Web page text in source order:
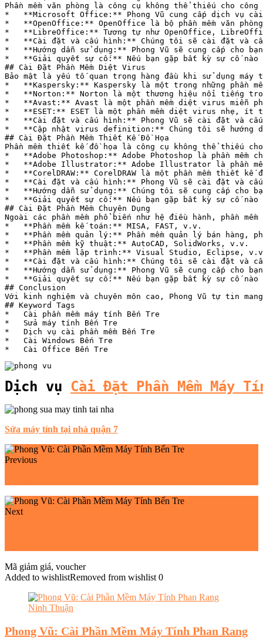
Phần mềm văn phòng là công cụ không thể thiếu cho
*   **Microsoft Office:** Phong Vũ cung cấp dịch vụ
*   **OpenOffice:** OpenOffice là bộ phần mềm văn
*   **LibreOffice:** Tương tự như OpenOffice,
*   **Cài đặt và cấu hình:** Chúng tôi sẽ cài đặt và cấu
*   **Hướng dẫn sử dụng:** Phong Vũ sẽ cung cấp cho
*   **Giải quyết sự cố:** Nếu bạn gặp bất kỳ sự cố nào
## Cài Đặt Phần Mềm Diệt Virus
Bảo mật là yếu tố quan trọng hàng đầu khi sử dụng
*   **Kaspersky:** Kaspersky là một trong những
*   **Norton:** Norton là một thương hiệu nổi tiếng
*   **Avast:** Avast là một phần mềm diệt virus miễn
*   **ESET:** ESET là một phần mềm diệt virus nhẹ, ít
*   **Cài đặt và cấu hình:** Phong Vũ sẽ cài đặt và cấu
*   **Cập nhật virus definition:** Chúng tôi sẽ hướng
## Cài Đặt Phần Mềm Thiết Kế Đồ Họa
Phần mềm thiết kế đồ họa là công cụ không thể thiếu
*   **Adobe Photoshop:** Adobe Photoshop là phần
*   **Adobe Illustrator:** Adobe Illustrator là phần
*   **CorelDRAW:** CorelDRAW là một phần mềm thiết
*   **Cài đặt và cấu hình:** Phong Vũ sẽ cài đặt và cấu
*   **Hướng dẫn sử dụng:** Chúng tôi sẽ cung cấp cho
*   **Giải quyết sự cố:** Nếu bạn gặp bất kỳ sự cố nào
## Cài Đặt Phần Mềm Chuyên Dụng
Ngoài các phần mềm phổ biến như hệ điều hành, phần
*   **Phần mềm kế toán:** MISA, FAST, v.v.
*   **Phần mềm quản lý:** Phần mềm quản lý bán hàng,
*   **Phần mềm kỹ thuật:** AutoCAD, SolidWorks, v.v.
*   **Phần mềm lập trình:** Visual Studio, Eclipse,
*   **Cài đặt và cấu hình:** Chúng tôi sẽ cài đặt và cấu
*   **Hướng dẫn sử dụng:** Phong Vũ sẽ cung cấp cho
*   **Giải quyết sự cố:** Nếu bạn gặp bất kỳ sự cố nào
## Conclusion
Với kinh nghiệm và chuyên môn cao, Phong Vũ tự tin
## Keyword Tags
*   Cài phần mềm máy tính Bến Tre
*   Sửa máy tính Bến Tre
*   Dịch vụ cài phần mềm Bến Tre
*   Cài Windows Bến Tre
*   Cài Office Bến Tre
Dịch vụ Cài Đặt Phần Mềm Máy
Sửa máy tính tại nhà quận 7
Previous
Next
Mã giảm giá, voucher
Added to wishlistRemoved from wishlist 0
Phong Vũ: Cài Phần Mềm Máy Tính Phan Rang